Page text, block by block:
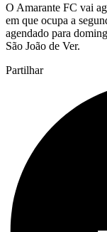
O Amarante FC vai
em que ocupa a
agendado para
São João de Ver.
Partilhar